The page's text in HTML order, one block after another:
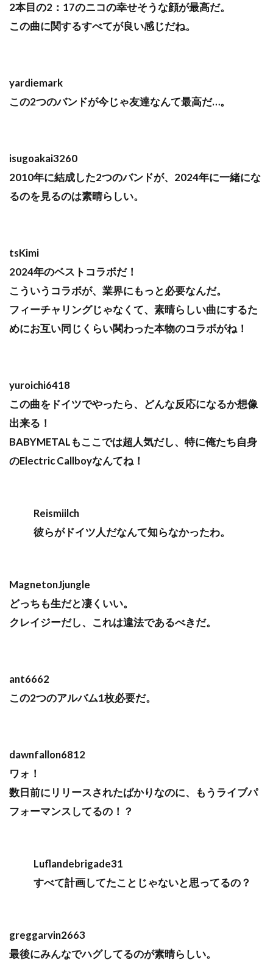
2本目の2：17のニコの幸せそうな顔が最高だ。
この曲に関するすべてが良い感じだね。
yardiemark
この2つのバンドが今じゃ友達なんて最高だ…。
isugoakai3260
2010年に結成した2つのバンドが、2024年に一緒にな
るのを見るのは素晴らしい。
tsKimi
2024年のベストコラボだ！
こういうコラボが、業界にもっと必要なんだ。
フィーチャリングじゃなくて、素晴らしい曲にするた
めにお互い同じくらい関わった本物のコラボがね！
yuroichi6418
この曲をドイツでやったら、どんな反応になるか想像
出来る！
BABYMETALもここでは超人気だし、特に俺たち自身
のElectric Callboyなんてね！
Reismiilch
彼らがドイツ人だなんて知らなかったわ。
MagnetonJjungle
どっちも生だと凄くいい。
クレイジーだし、これは違法であるべきだ。
ant6662
この2つのアルバム1枚必要だ。
dawnfallon6812
ワォ！
数日前にリリースされたばかりなのに、もうライブパ
フォーマンスしてるの！？
Luflandebrigade31
すべて計画してたことじゃないと思ってるの？
greggarvin2663
最後にみんなでハグしてるのが素晴らしい。